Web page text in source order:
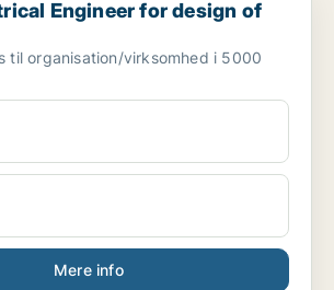
Engineer for design of
til organisation/virksomhed i 5000
Mere info